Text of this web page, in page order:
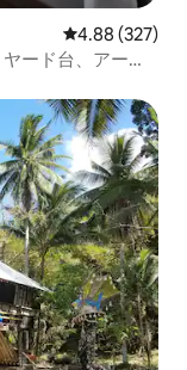
レビュー327
4.88 (327)
ード台、アーケ